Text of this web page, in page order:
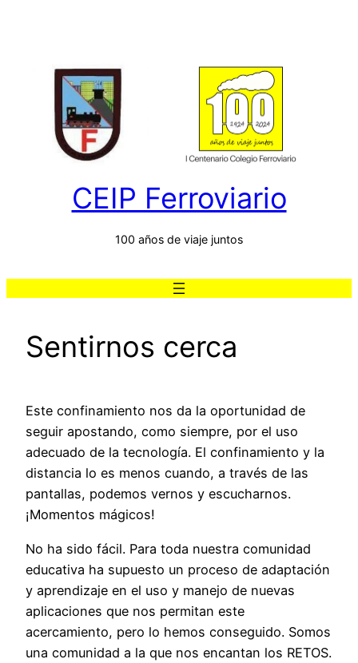
CEIP Ferroviario
100 años de viaje juntos
Sentirnos cerca
Este confinamiento nos da la oportunidad de
seguir apostando, como siempre, por el uso
adecuado de la tecnología. El confinamiento y la
distancia lo es menos cuando, a través de las
pantallas, podemos vernos y escucharnos.
¡Momentos mágicos!
No ha sido fácil. Para toda nuestra comunidad
educativa ha supuesto un proceso de adaptación
y aprendizaje en el uso y manejo de nuevas
aplicaciones que nos permitan este
acercamiento, pero lo hemos conseguido. Somos
una comunidad a la que nos encantan los RETOS.